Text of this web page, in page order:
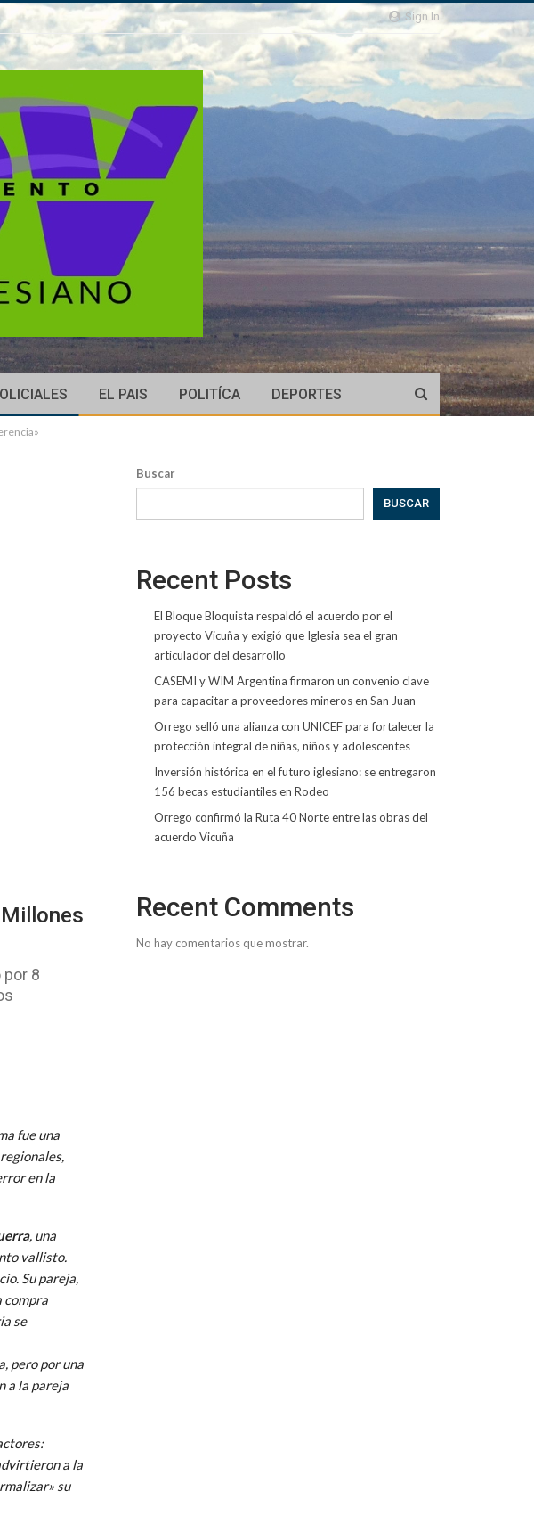
Sign In
EL PAIS POLITÍCA DEPORTES
8
fue una
en la
, una
vallisto.
Su pareja,
compra
se
pero por una
a la pareja
a la
su
Buscar
BUSCAR
Recent Posts
El Bloque Bloquista respaldó el acuerdo por el
proyecto Vicuña y exigió que Iglesia sea el gran
articulador del desarrollo
CASEMI y WIM Argentina firmaron un convenio clave
para capacitar a proveedores mineros en San Juan
Orrego selló una alianza con UNICEF para fortalecer la
protección integral de niñas, niños y adolescentes
Inversión histórica en el futuro iglesiano: se entregaron
156 becas estudiantiles en Rodeo
Orrego confirmó la Ruta 40 Norte entre las obras del
acuerdo Vicuña
Recent Comments
No hay comentarios que mostrar.